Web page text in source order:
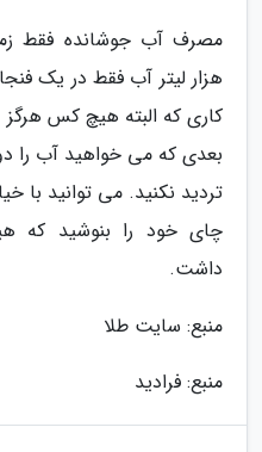
هزار لیتر آب فقط در یک
کاری که البته هیچ کس هرگز
بعدی که می خواهید آب را
تردید نکنید. می توانید با
چای خود را بنوشید که
داشت.
منبع: سایت طلا
منبع: فرادید